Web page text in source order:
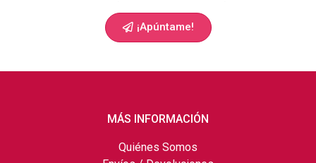
¡Apúntame!
MÁS INFORMACIÓN
Quiénes Somos